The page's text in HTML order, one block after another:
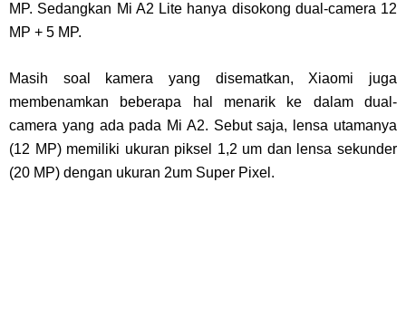
MP. Sedangkan Mi A2 Lite hanya disokong dual-camera 12
MP + 5 MP.
Masih soal kamera yang disematkan, Xiaomi juga
membenamkan beberapa hal menarik ke dalam dual-
camera yang ada pada Mi A2. Sebut saja, lensa utamanya
(12 MP) memiliki ukuran piksel 1,2 um dan lensa sekunder
(20 MP) dengan ukuran 2um Super Pixel.